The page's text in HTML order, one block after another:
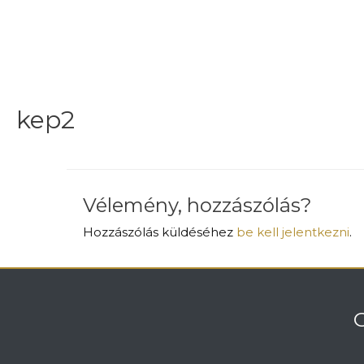
kep2
Vélemény, hozzászólás?
Hozzászólás küldéséhez be kell jelentkezni.